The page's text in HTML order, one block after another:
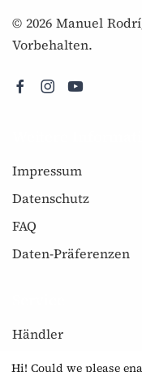
© 2026 Manuel
Vorbehalten.
Impressum
Datenschutz
FAQ
Daten-Präferenzen
Händler
Newsletter
Hi! Could we please